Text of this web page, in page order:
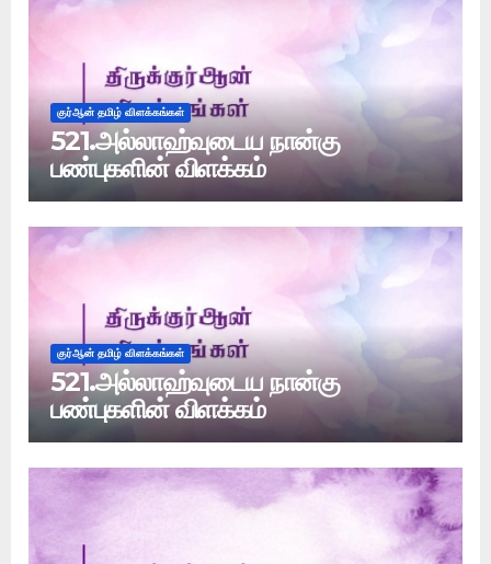
குர்ஆன் தமிழ் விளக்கங்கள்
521.அல்லாஹ்வுடைய நான்கு
பண்புகளின் விளக்கம்
குர்ஆன் தமிழ் விளக்கங்கள்
521.அல்லாஹ்வுடைய நான்கு
பண்புகளின் விளக்கம்